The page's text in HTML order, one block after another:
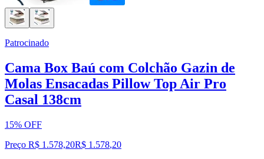
Patrocinado
Cama Box Baú com Colchão Gazin de
Molas Ensacadas Pillow Top Air Pro
Casal 138cm
15% OFF
Preço R$ 1.578,20R$ 1.578,20